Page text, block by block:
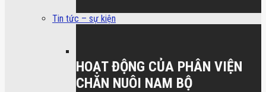
Tin tức – sự kiện
HOẠT ĐỘNG CỦA PHÂN VIỆN
CHĂN NUÔI NAM BỘ